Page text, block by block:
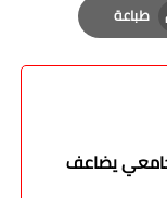
طباعة
Print
يضاعف